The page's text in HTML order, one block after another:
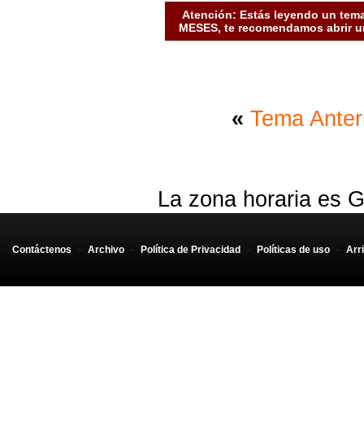
Atención: Estás leyendo un
MESES, te recomendamos abrir
« Tema
La zona horaria es
Contáctenos - Archivo - Política de Privacidad - Políticas de uso -